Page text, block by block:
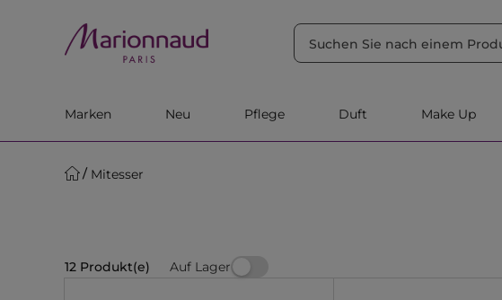
Marken Neu Pflege Duft Make Up
Mitesser
12 Produkt(e) Auf Lager